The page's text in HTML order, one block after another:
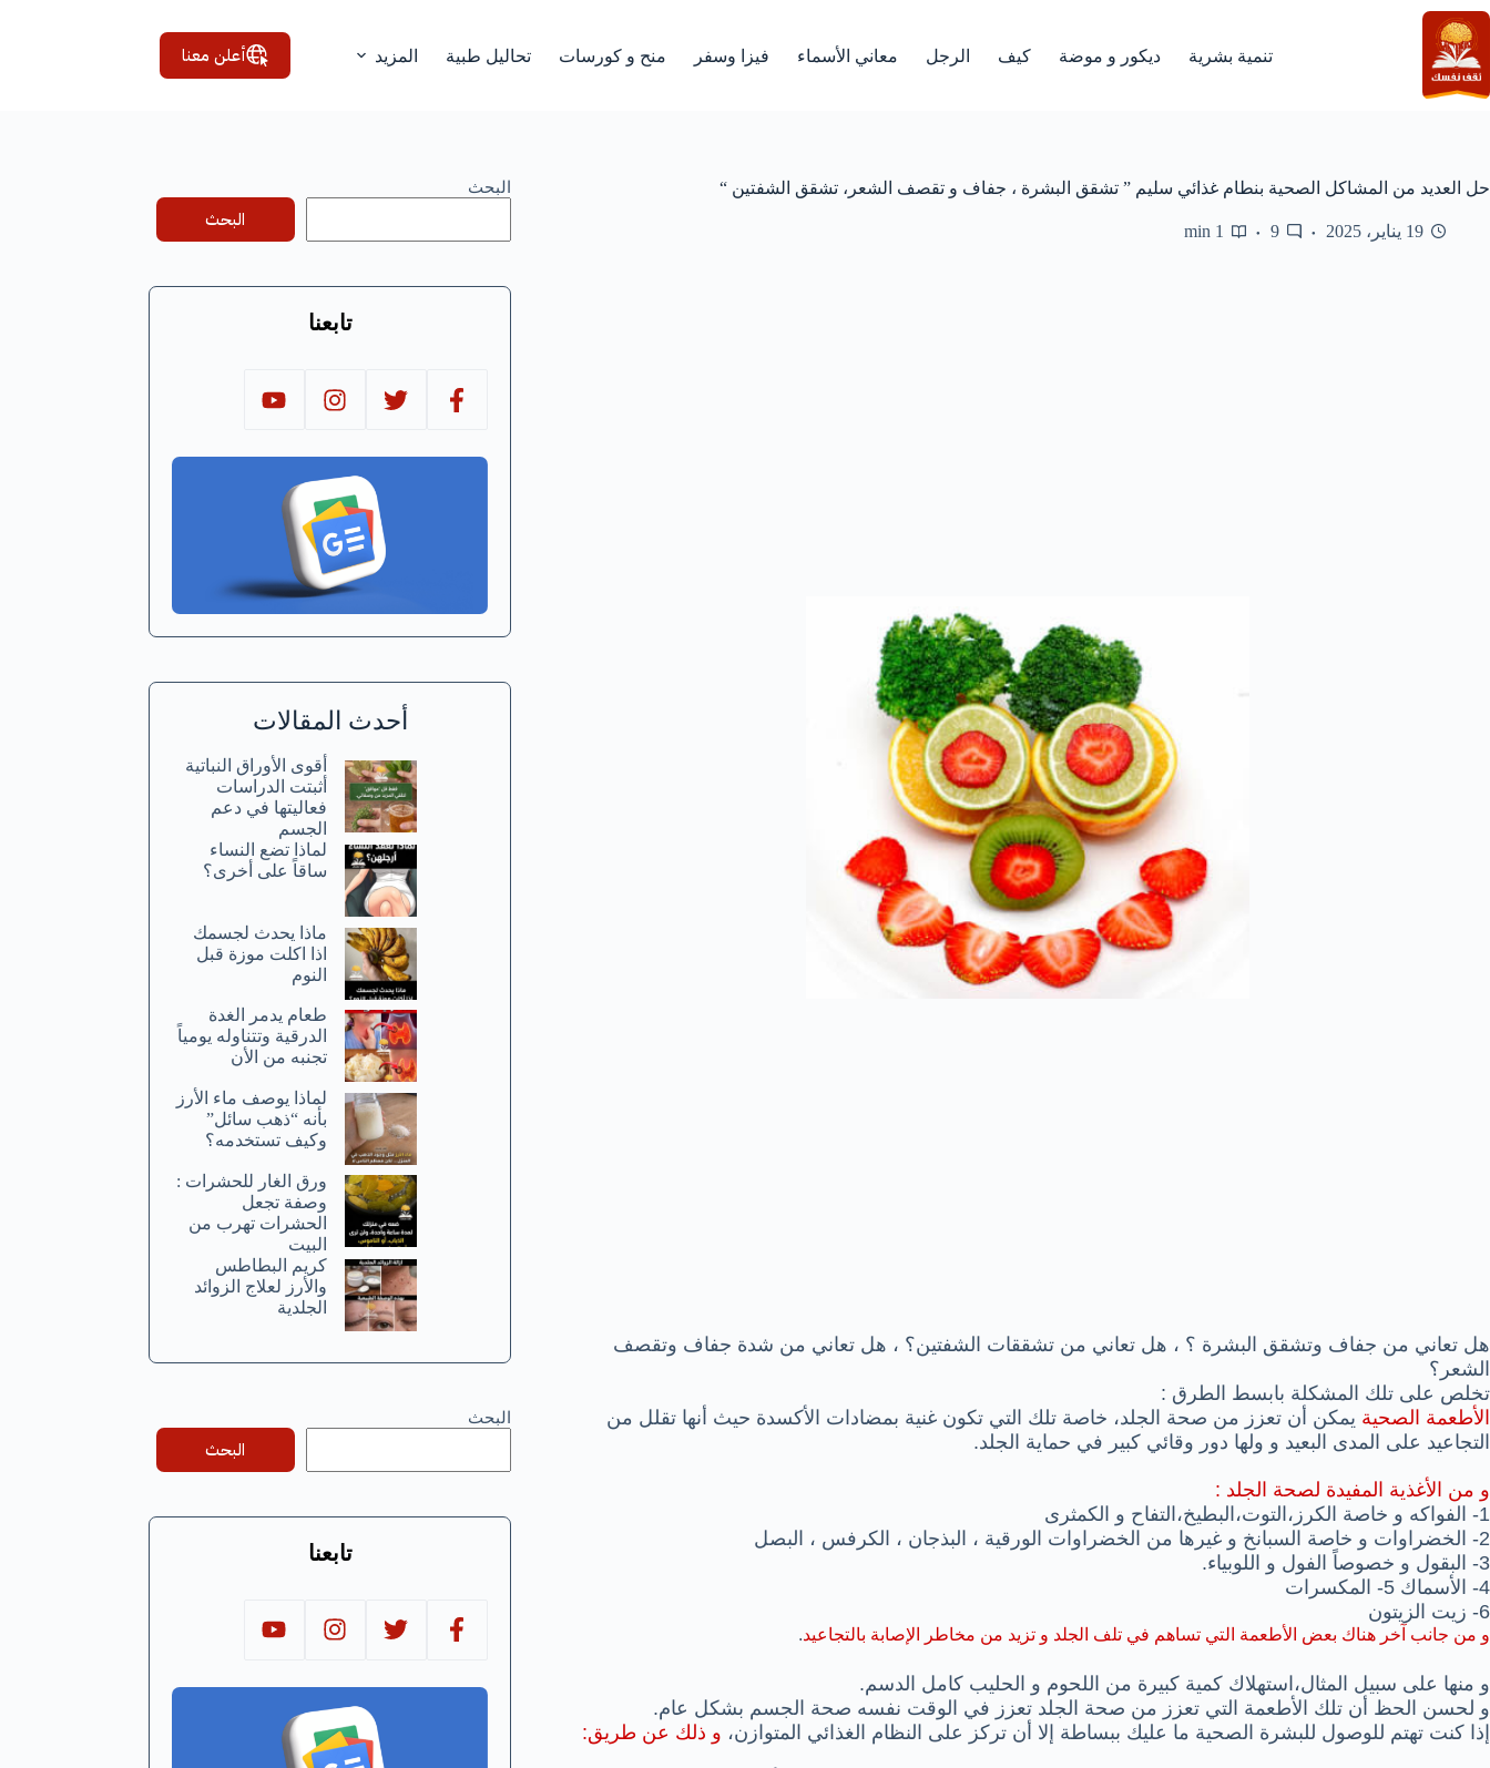
التجاوز
إلى
المحتوى
تنمية بشرية ديكور و موضة كيف الرجل معاني الأسماء فيزا وسفر منح و كورسات تحاليل طبية المزيد أعلن معنا
حل العديد من المشاكل الصحية بنطام غذائي سليم ” تشقق البشرة ، جفاف و تقصف الشعر، تشقق الشفتين “
19 يناير، 2025 9
1 min
هل تعاني من جفاف وتشقق البشرة ؟ ، هل تعاني من تشققات الشفتين؟ ، هل تعاني من شدة جفاف وتقصف
الشعر؟
تخلص على تلك المشكلة بابسط الطرق :
الأطعمة الصحية يمكن أن تعزز من صحة الجلد، خاصة تلك التي تكون غنية بمضادات الأكسدة حيث أنها تقلل من
التجاعيد على المدى البعيد و ولها دور وقائي كبير في حماية الجلد.
و من الأغذية المفيدة لصحة الجلد :
1- الفواكه و خاصة الكرز،التوت،البطيخ،التفاح و الكمثرى
2- الخضراوات و خاصة السبانخ و غيرها من الخضراوات الورقية ، البذجان ، الكرفس ، البصل
3- البقول و خصوصاً الفول و اللوبياء.
4- الأسماك
6- زيت الزيتون
و من جانب آخر هناك بعض الأطعمة التي تساهم في تلف الجلد و تزيد من مخاطر الإصابة بالتجاعيد.
و منها على سبيل المثال،استهلاك كمية كبيرة من اللحوم و الحليب كامل الدسم.
و لحسن الحظ أن تلك الأطعمة التي تعزز من صحة الجلد تعزز في الوقت نفسه صحة الجسم بشكل عام.
إذا كنت تهتم للوصول للبشرة الصحية ما عليك ببساطة إلا أن تركز على النظام الغذائي المتوازن، و ذلك عن طريق:
البحث
البحث
تابعنا
أحدث المقالات
أقوى الأوراق النباتية
أثبتت الدراسات
فعاليتها في دعم
الجسم
لماذا تضع النساء
ساقاً على أخرى؟
ماذا يحدث لجسمك
اذا اكلت موزة قبل
النوم
طعام يدمر الغدة
الدرقية وتتناوله يومياً
تجنبه من الأن
لماذا يوصف ماء الأرز
بأنه “ذهب سائل”
وكيف تستخدمه؟
ورق الغار للحشرات :
وصفة تجعل
الحشرات تهرب من
البيت
كريم البطاطس
والأرز لعلاج الزوائد
الجلدية
البحث
البحث
تابعنا